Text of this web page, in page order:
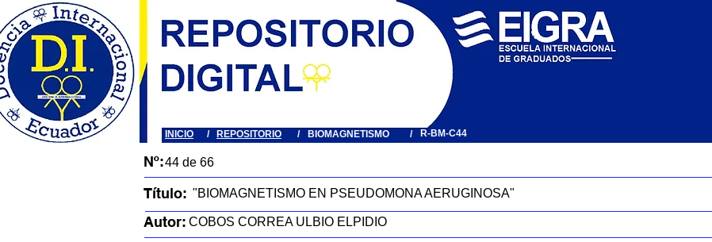
/ REPOSITORIO BIOMAGNETISMO R-BM-C44
INICIO / /
Nº:44 de 66
Título: "BIOMAGNETISMO EN PSEUDOMONA AERUGINOSA"
Autor:COBOS CORREA ULBIO ELPIDIO